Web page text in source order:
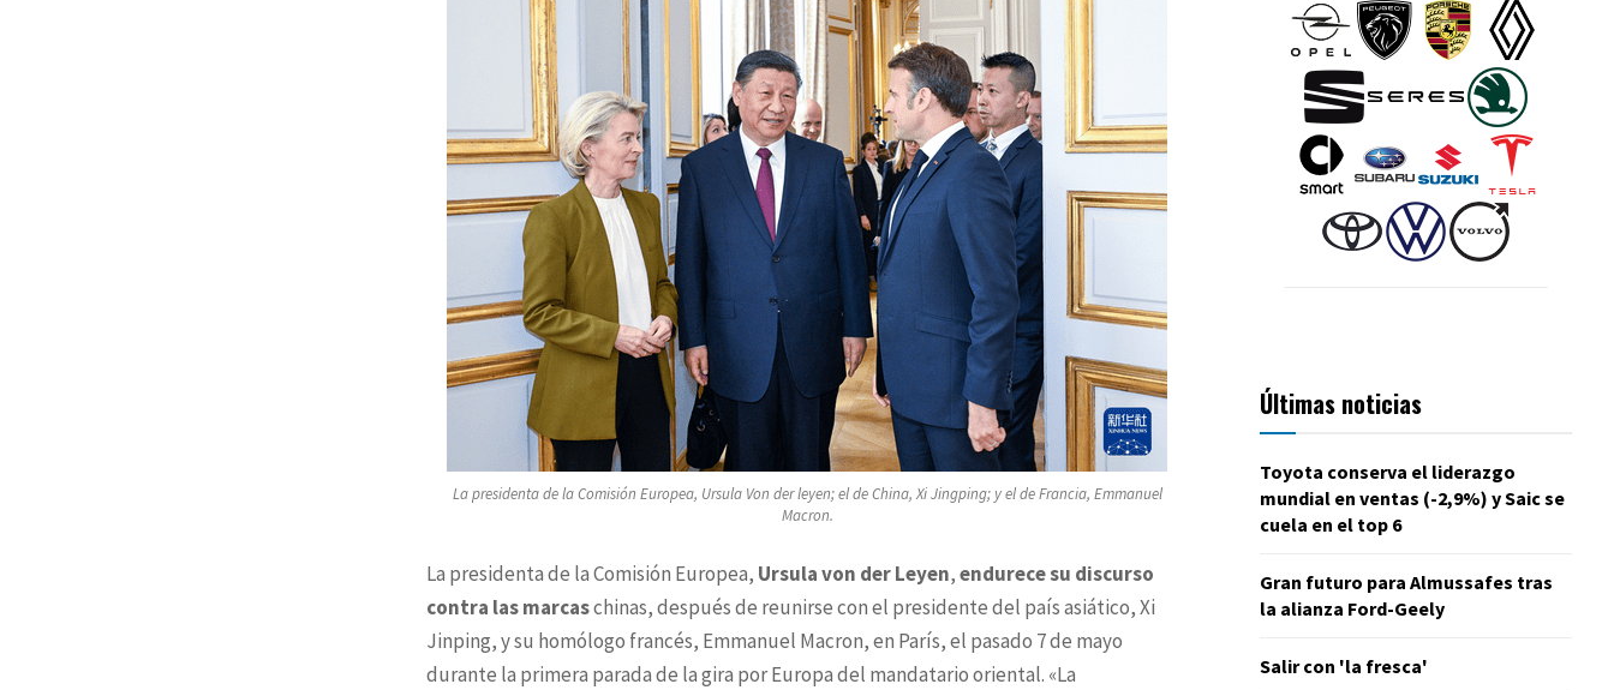
La presidenta de la Comisión Europea, Ursula Von der leyen; el de China, Xi Jingping; y el de Francia, Emmanuel
Macron.
La presidenta de la Comisión Europea, Ursula von der Leyen,endurece su discurso
contra las marcaschinas, después de reunirse con el presidente del país asiático, Xi
Jinping, y su homólogo francés, Emmanuel Macron, en París, el pasado 7 de mayo
durante la primera parada de la gira por Europa del mandatario oriental. «La
Últimas noticias
Toyota conserva el liderazgo
mundial en ventas (-2,9%) y Saic se
cuela en el top 6
Gran futuro para Almussafes tras
la alianza Ford-Geely
Salir con 'la fresca'